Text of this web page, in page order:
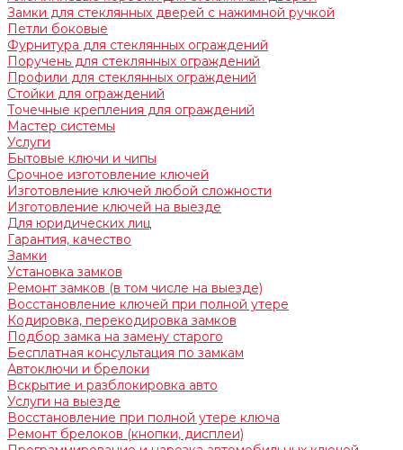
Замки для стеклянных дверей с нажимной ручкой
Петли боковые
Фурнитура для стеклянных ограждений
Поручень для стеклянных ограждений
Профили для стеклянных ограждений
Стойки для ограждений
Точечные крепления для ограждений
Мастер системы
Услуги
Бытовые ключи и чипы
Срочное изготовление ключей
Изготовление ключей любой сложности
Изготовление ключей на выезде
Для юридических лиц
Гарантия, качество
Замки
Установка замков
Ремонт замков (в том числе на выезде)
Восстановление ключей при полной утере
Кодировка, перекодировка замков
Подбор замка на замену старого
Бесплатная консультация по замкам
Автоключи и брелоки
Вскрытие и разблокировка авто
Услуги на выезде
Восстановление при полной утере ключа
Ремонт брелоков (кнопки, дисплеи)